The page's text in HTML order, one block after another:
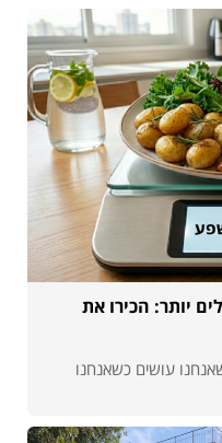
יותר: הכירו את
עושים כשאנחנו